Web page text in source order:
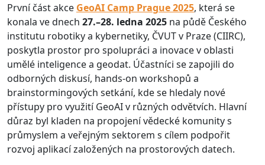
První část akce GeoAI Camp Prague 2025, která se
konala ve dnech 27.–28. ledna 2025 na půdě Českého
institutu robotiky a kybernetiky, ČVUT v Praze (CIIRC),
poskytla prostor pro spolupráci a inovace v oblasti
umělé inteligence a geodat. Účastníci se zapojili do
odborných diskusí, hands-on workshopů a
brainstormingových setkání, kde se hledaly nové
přístupy pro využití GeoAI v různých odvětvích. Hlavní
důraz byl kladen na propojení vědecké komunity s
průmyslem a veřejným sektorem s cílem podpořit
rozvoj aplikací založených na prostorových datech.